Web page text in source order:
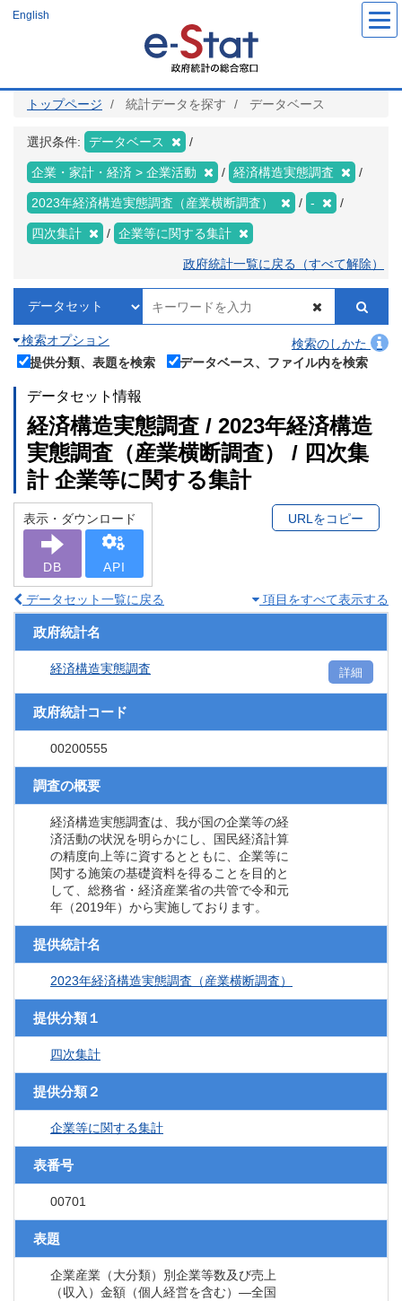
ツ
English
トップページ 統計データを探す データベース
選択条件: データベース
企業・家計・経済 > 企業活動 経済構造実態調査
2023年経済構造実態調査（産業横断調査） -
四次集計 企業等に関する集計
政府統計一覧に戻る（すべて解除）
検索オプション
検索のしかた
提供分類、表題を検索
データベース、ファイル内を検索
データセット情報
経済構造実態調査 / 2023年経済構造
実態調査（産業横断調査） / 四次集
計 企業等に関する集計
表示・ダウンロード
DB API
URLをコピー
データセット一覧に戻る 項目をすべて表示する
政府統計名
経済構造実態調査 詳細
政府統計コード
00200555
調査の概要
経済構造実態調査は、我が国の企業等の経
済活動の状況を明らかにし、国民経済計算
の精度向上等に資するとともに、企業等に
関する施策の基礎資料を得ることを目的と
して、総務省・経済産業省の共管で令和元
年（2019年）から実施しております。
提供統計名
2023年経済構造実態調査（産業横断調査）
提供分類１
四次集計
提供分類２
企業等に関する集計
表番号
00701
表題
企業産業（大分類）別企業等数及び売上
（収入）金額（個人経営を含む）―全国